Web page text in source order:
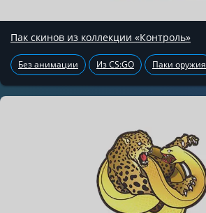
Пак скинов из коллекции «Контроль»
Без анимации Из CS:GO Паки оружия